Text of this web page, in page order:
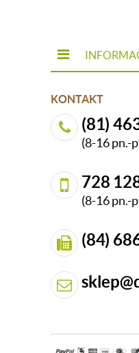
KONTAKT
(81)
(8-16 pn.-
728
(8-16 pn.-
(84)